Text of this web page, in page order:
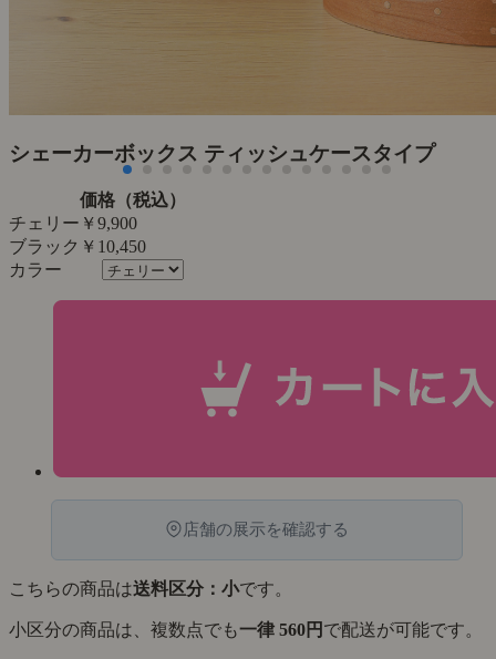
シェーカーボックス ティッシュケースタイプ
価格（税込）
チェリー ￥9,900
ブラック ￥10,450
店舗の展示を確認する
こちらの商品は送料区分：小です。
小区分の商品は、複数点でも一律 560円 で配送が可能です。